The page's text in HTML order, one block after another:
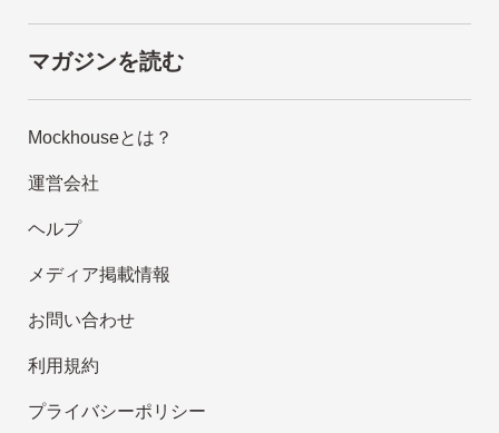
マガジンを読む
Mockhouseとは？
運営会社
ヘルプ
メディア掲載情報
お問い合わせ
利用規約
プライバシーポリシー